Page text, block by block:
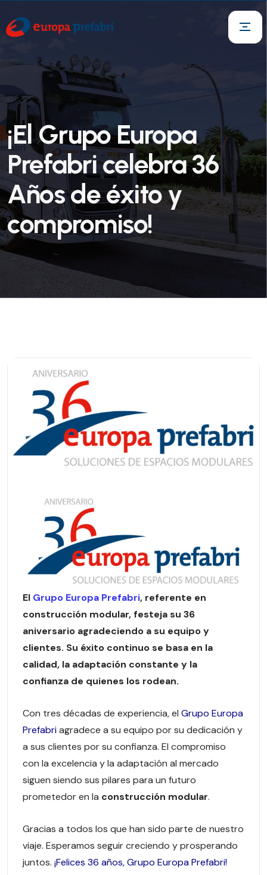
¡El Grupo Europa
Prefabri celebra 36
Años de éxito y
compromiso!
El Grupo Europa Prefabri, referente en
construcción modular, festeja su 36
aniversario agradeciendo a su equipo y
clientes. Su éxito continuo se basa en la
calidad, la adaptación constante y la
confianza de quienes los rodean.
Con tres décadas de experiencia, el Grupo Europa
Prefabriagradece a su equipo por su dedicación y
a sus clientes por su confianza. El compromiso
con la excelencia y la adaptación al mercado
siguen siendo sus pilares para un futuro
prometedor en la construcción modular.
Gracias a todos los que han sido parte de nuestro
viaje. Esperamos seguir creciendo y prosperando
juntos. ¡Felices 36 años, Grupo Europa Prefabri!